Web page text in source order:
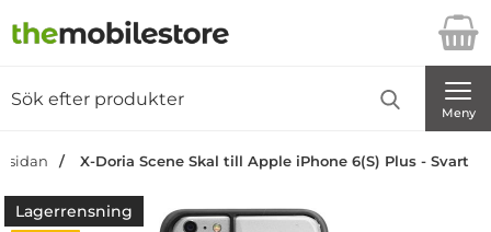
Startsidan för Danira Telecom AB
Meny
X-Doria Scene Skal till Apple iPhone 6(S) Plus - Svart
Lagerrensning